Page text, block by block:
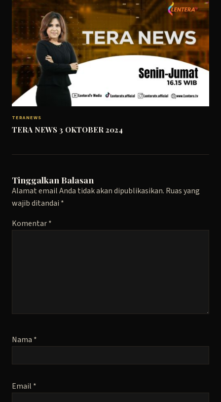
TERANEWS
TERA NEWS 3 OKTOBER 2024
Tinggalkan Balasan
Alamat email Anda tidak akan dipublikasikan. Ruas yang
wajib ditandai *
Komentar*
Nama *
Email *